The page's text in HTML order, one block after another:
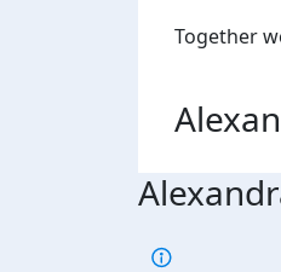
Together